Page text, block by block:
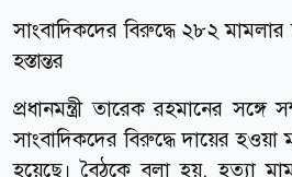
সাংবাদিকদের বিরুদ্ধে ২৮২ মামলার
হস্তান্তর
প্রধানমন্ত্রী তারেক রহমানের
সাংবাদিকদের বিরুদ্ধে দায়ের হওয়া
হয়েছে। বৈঠকে বলা হয়, হত্যা